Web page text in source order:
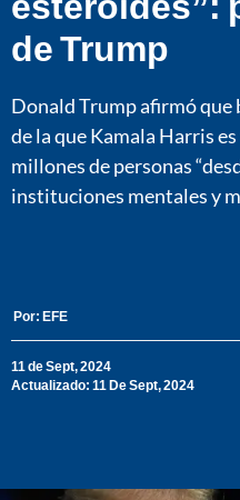
de Trump
Donald Trump afirmó
de la que Kamala Harris
millones de personas
instituciones mentales y
Por: EFE
11 de Sept, 2024
Actualizado: 11 De Sept, 2024